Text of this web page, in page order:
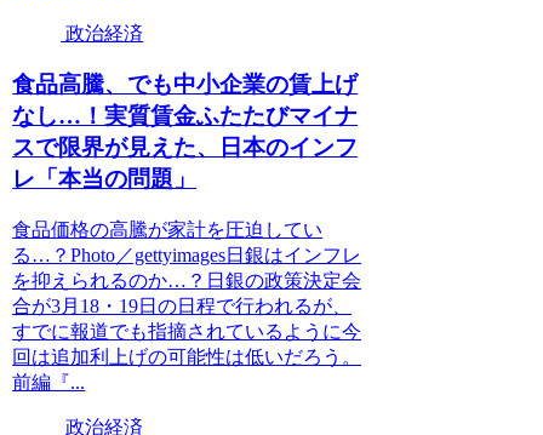
政治経済
食品高騰、でも中小企業の賃上げ
なし…！実質賃金ふたたびマイナ
スで限界が見えた、日本のインフ
レ「本当の問題」
食品価格の高騰が家計を圧迫してい
る…？Photo／gettyimages日銀はインフレ
を抑えられるのか…？日銀の政策決定会
合が3月18・19日の日程で行われるが、
すでに報道でも指摘されているように今
回は追加利上げの可能性は低いだろう。
前編『...
政治経済